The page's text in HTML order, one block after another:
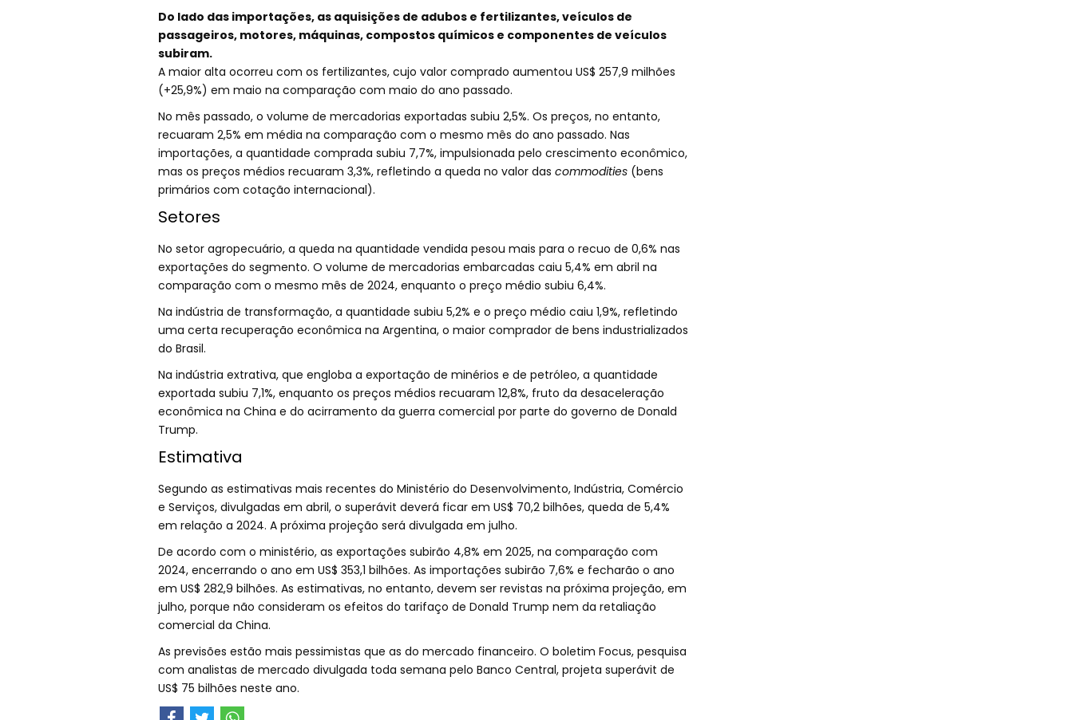
Do lado das importações, as aquisições de adubos e fertilizantes, veículos de
passageiros, motores, máquinas, compostos químicos e componentes de veículos
subiram.
A maior alta ocorreu com os fertilizantes, cujo valor comprado aumentou US$ 257,9 milhões
(+25,9%) em maio na comparação com maio do ano passado.
No mês passado, o volume de mercadorias exportadas subiu 2,5%. Os preços, no entanto,
recuaram 2,5% em média na comparação com o mesmo mês do ano passado. Nas
importações, a quantidade comprada subiu 7,7%, impulsionada pelo crescimento econômico,
mas os preços médios recuaram 3,3%, refletindo a queda no valor das commodities(bens
primários com cotação internacional).
Setores
No setor agropecuário, a queda na quantidade vendida pesou mais para o recuo de 0,6% nas
exportações do segmento. O volume de mercadorias embarcadas caiu 5,4% em abril na
comparação com o mesmo mês de 2024, enquanto o preço médio subiu 6,4%.
Na indústria de transformação, a quantidade subiu 5,2% e o preço médio caiu 1,9%, refletindo
uma certa recuperação econômica na Argentina, o maior comprador de bens industrializados
do Brasil.
Na indústria extrativa, que engloba a exportação de minérios e de petróleo, a quantidade
exportada subiu 7,1%, enquanto os preços médios recuaram 12,8%, fruto da desaceleração
econômica na China e do acirramento da guerra comercial por parte do governo de Donald
Trump.
Estimativa
Segundo as estimativas mais recentes do Ministério do Desenvolvimento, Indústria, Comércio
e Serviços, divulgadas em abril, o superávit deverá ficar em US$ 70,2 bilhões, queda de 5,4%
em relação a 2024. A próxima projeção será divulgada em julho.
De acordo com o ministério, as exportações subirão 4,8% em 2025, na comparação com
2024, encerrando o ano em US$ 353,1 bilhões. As importações subirão 7,6% e fecharão o ano
em US$ 282,9 bilhões. As estimativas, no entanto, devem ser revistas na próxima projeção, em
julho, porque não consideram os efeitos do tarifaço de Donald Trump nem da retaliação
comercial da China.
As previsões estão mais pessimistas que as do mercado financeiro. O boletim Focus, pesquisa
com analistas de mercado divulgada toda semana pelo Banco Central, projeta superávit de
US$ 75 bilhões neste ano.